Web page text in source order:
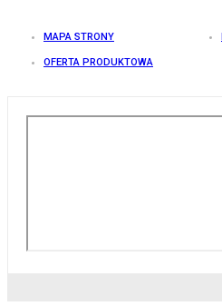
MAPA STRONY
OFERTA PRODUKTOWA